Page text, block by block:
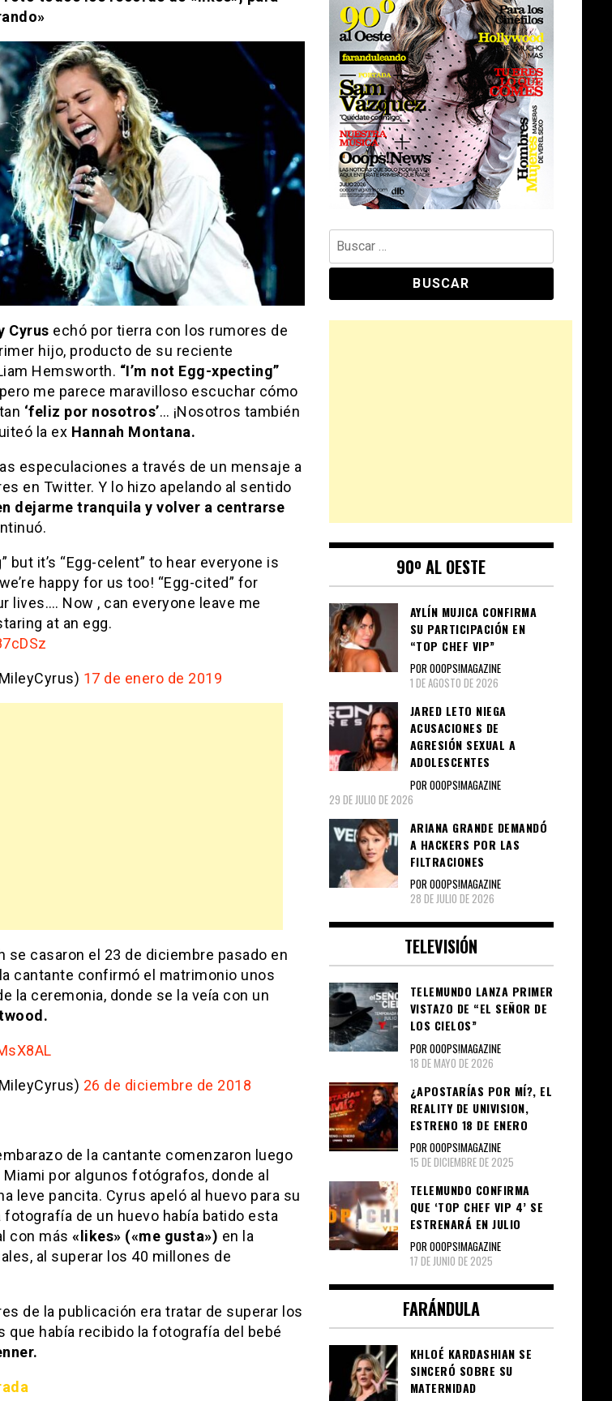
Cyrus echó por tierra con los rumores de
hijo, producto de su reciente
Hemsworth. “I’m not Egg-xpecting”
me parece maravilloso escuchar cómo
‘feliz por nosotros’… ¡Nosotros también
la ex Hannah Montana.
especulaciones a través de un mensaje a
en Twitter. Y lo hizo apelando al sentido
dejarme tranquila y volver a centrarse
but it’s “Egg-celent” to hear everyone is
happy for us too! “Egg-cited” for
lives…. Now , can everyone leave me
at an egg.
17 de enero de 2019
se casaron el 23 de diciembre pasado en
cantante confirmó el matrimonio unos
la ceremonia, donde se la veía con un
26 de diciembre de 2018
de la cantante comenzaron luego
por algunos fotógrafos, donde al
leve pancita. Cyrus apeló al huevo para su
de un huevo había batido esta
con más «likes» («me gusta») en la
al superar los 40 millones de
de la publicación era tratar de superar los
que había recibido la fotografía del bebé
Buscar:
90º AL OESTE
AYLÍN MUJICA CONFIRMA
SU PARTICIPACIÓN EN
“TOP CHEF VIP”
POR OOOPS!MAGAZINE
1 DE AGOSTO DE 2026
JARED LETO NIEGA
ACUSACIONES DE
AGRESIÓN SEXUAL A
ADOLESCENTES
POR OOOPS!MAGAZINE
29 DE JULIO DE 2026
ARIANA GRANDE DEMANDÓ
A HACKERS POR LAS
FILTRACIONES
POR OOOPS!MAGAZINE
28 DE JULIO DE 2026
TELEVISIÓN
TELEMUNDO LANZA PRIMER
VISTAZO DE “EL SEÑOR DE
LOS CIELOS”
POR OOOPS!MAGAZINE
18 DE MAYO DE 2026
¿APOSTARÍAS POR MÍ?, EL
REALITY DE UNIVISION,
ESTRENO 18 DE ENERO
POR OOOPS!MAGAZINE
15 DE DICIEMBRE DE 2025
TELEMUNDO CONFIRMA
QUE ‘TOP CHEF VIP 4’ SE
ESTRENARÁ EN JULIO
POR OOOPS!MAGAZINE
17 DE JUNIO DE 2025
FARÁNDULA
KHLOÉ KARDASHIAN SE
SINCERÓ SOBRE SU
MATERNIDAD